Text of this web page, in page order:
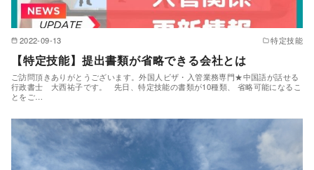
2022-09-13 特定技能
【特定技能】提出書類が省略できる会社とは
ご訪問頂きありがとうございます。外国人ビザ・入管業務専門★中国語が話せる
行政書士 大西祐子です。 先日、特定技能の書類が10種類、 省略可能になるこ
とをご…